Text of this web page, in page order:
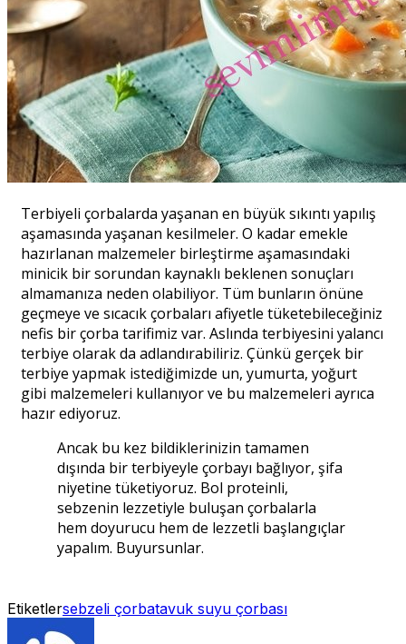
Terbiyeli çorbalarda yaşanan en büyük sıkıntı yapılış
aşamasında yaşanan kesilmeler. O kadar emekle
hazırlanan malzemeler birleştirme aşamasındaki
minicik bir sorundan kaynaklı beklenen sonuçları
almamanıza neden olabiliyor. Tüm bunların önüne
geçmeye ve sıcacık çorbaları afiyetle tüketebileceğiniz
nefis bir çorba tarifimiz var. Aslında terbiyesini yalancı
terbiye olarak da adlandırabiliriz. Çünkü gerçek bir
terbiye yapmak istediğimizde un, yumurta, yoğurt
gibi malzemeleri kullanıyor ve bu malzemeleri ayrıca
hazır ediyoruz.
Ancak bu kez bildiklerinizin tamamen
dışında bir terbiyeyle çorbayı bağlıyor, şifa
niyetine tüketiyoruz. Bol proteinli,
sebzenin lezzetiyle buluşan çorbalarla
hem doyurucu hem de lezzetli başlangıçlar
yapalım. Buyursunlar.
Etiketlersebzeli çorbatavuk suyu çorbası